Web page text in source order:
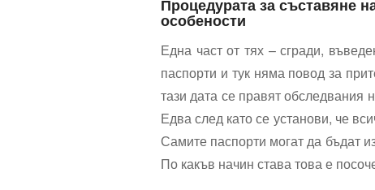
Процедурата за съставяне
особености
Една част от тях – сгради,
паспорти и тук няма повод за
тази дата се правят обследвания
Едва след като се установи, че
Самите паспорти могат да бъдат
По какъв начин става това е